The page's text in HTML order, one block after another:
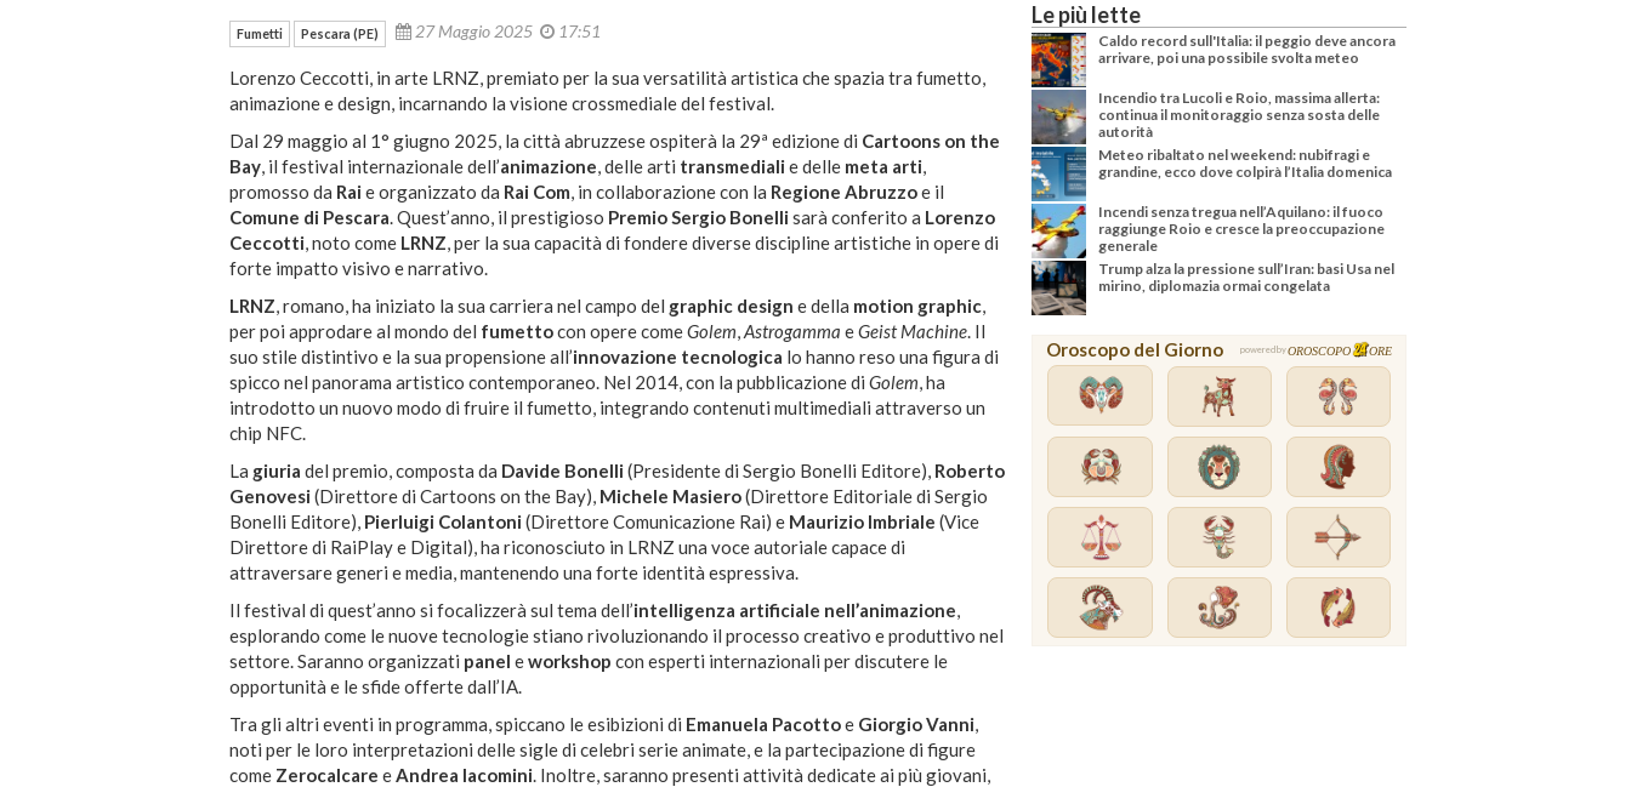
Fumetti Pescara (PE) 27 Maggio 2025 17:51
Lorenzo Ceccotti, in arte LRNZ, premiato per la sua versatilità artistica che spazia tra fumetto,
animazione e design, incarnando la visione crossmediale del festival.
Dal 29 maggio al 1° giugno 2025, la città abruzzese ospiterà la 29ª edizione di Cartoons on the
Bay , il festival internazionale dell’animazione , delle arti transmediali e delle meta arti
promosso da Rai e organizzato da Rai Com , in collaborazione con la Regione Abruzzoe il
Comune di Pescara Quest’anno, il prestigioso Premio Sergio Bonelli sarà conferito a Lorenzo
Ceccotti , noto come LRNZ , per la sua capacità di fondere diverse discipline artistiche in opere di
forte impatto visivo e narrativo.
LRNZ , romano, ha iniziato la sua carriera nel campo del graphic design e della motion graphic
per poi approdare al mondo del fumettocon opere comeGolem Astrogamma eGeist Machine Il
suo stile distintivo e la sua propensione all’innovazione tecnologica lo hanno reso una figura di
spicco nel panorama artistico contemporaneo. Nel 2014, con la pubblicazione di Golem , ha
introdotto un nuovo modo di fruire il fumetto, integrando contenuti multimediali attraverso un
chip NFC.
La giuria del premio, composta da Davide Bonelli (Presidente di Sergio Bonelli Editore), Roberto
Genovesi (Direttore di Cartoons on the Bay), Michele Masiero(Direttore Editoriale di Sergio
Bonelli Editore), Pierluigi Colantoni (Direttore Comunicazione Rai) e Maurizio Imbriale (Vice
Direttore di RaiPlay e Digital), ha riconosciuto in LRNZ una voce autoriale capace di
attraversare generi e media, mantenendo una forte identità espressiva.
Il festival di quest’anno si focalizzerà sul tema dell’intelligenza artificiale nell’animazione
esplorando come le nuove tecnologie stiano rivoluzionando il processo creativo e produttivo nel
settore. Saranno organizzati panel eworkshop con esperti internazionali per discutere le
opportunità e le sfide offerte dall’IA.
Tra gli altri eventi in programma, spiccano le esibizioni di Emanuela Pacottoe Giorgio Vanni
noti per le loro interpretazioni delle sigle di celebri serie animate, e la partecipazione di figure
come Zerocalcare e Andrea Iacomini Inoltre, saranno presenti attività dedicate ai più giovani,
Le più lette
Caldo record sull'Italia: il peggio deve ancora
arrivare, poi una possibile svolta meteo
Incendio tra Lucoli e Roio, massima allerta:
continua il monitoraggio senza sosta delle
autorità
Meteo ribaltato nel weekend: nubifragi e
grandine, ecco dove colpirà l’Italia domenica
Incendi senza tregua nell’Aquilano: il fuoco
raggiunge Roio e cresce la preoccupazione
generale
Trump alza la pressione sull’Iran: basi Usa nel
mirino, diplomazia ormai congelata
Oroscopo del Giorno powered byOROSCOPO ORE